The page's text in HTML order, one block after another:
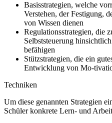
Basisstrategien, welche
Verstehen, der Festigung,
von Wissen dienen
Regulationsstrategien, die
Selbststeuerung
befähigen
Stützstrategien, die ein
Entwicklung von Mo-
Techniken
Um diese genannten Strategien
Schüler konkrete Lern- und